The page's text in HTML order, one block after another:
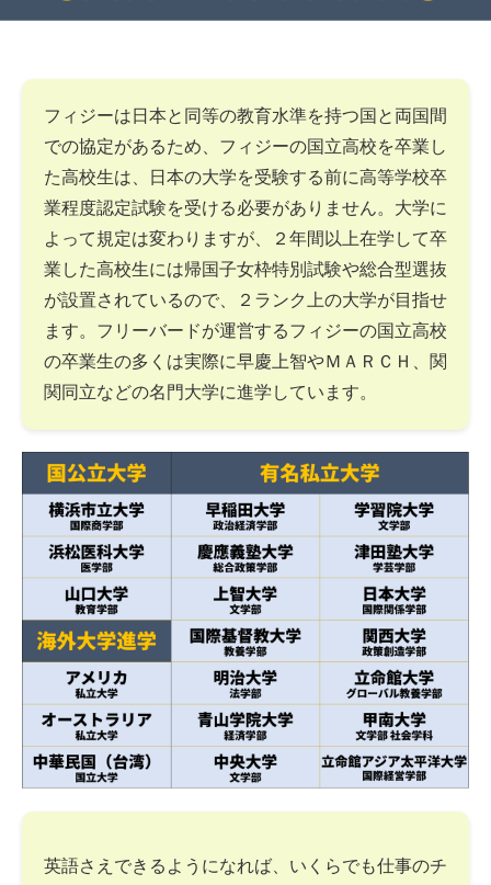
フィジーは日本と同等の教育水準を持つ国と両国間
での協定があるため、フィジーの国立高校を卒業し
た高校生は、日本の大学を受験する前に高等学校卒
業程度認定試験を受ける必要がありません。大学に
よって規定は変わりますが、２年間以上在学して卒
業した高校生には帰国子女枠特別試験や総合型選抜
が設置されているので、２ランク上の大学が目指せ
ます。フリーバードが運営するフィジーの国立高校
の卒業生の多くは実際に早慶上智やＭＡＲＣＨ、関
関同立などの名門大学に進学しています。
英語さえできるようになれば、いくらでも仕事のチ